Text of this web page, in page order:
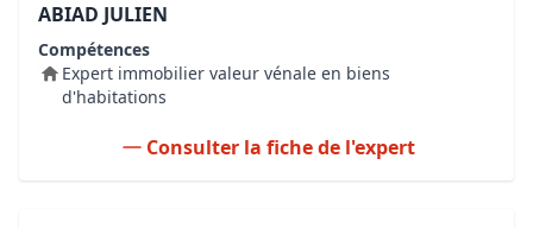
ABIAD JULIEN
Compétences
Expert immobilier valeur vénale en biens
d'habitations
Consulter la fiche de l'expert